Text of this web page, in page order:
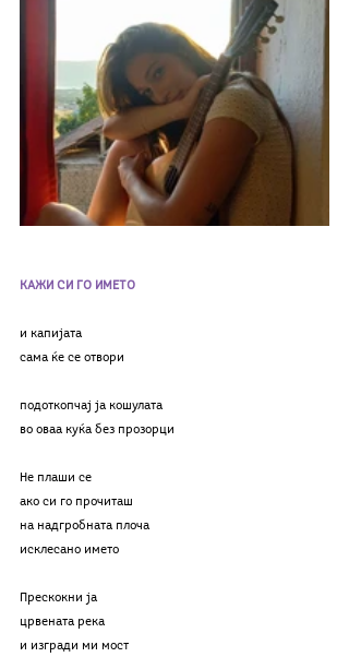
КАЖИ СИ ГО ИМЕТО
и капијата
сама ќе се отвори
подоткопчај ја кошулата
во оваа куќа без прозорци
Не плаши се
ако си го прочиташ
на надгробната плоча
исклесано името
Прескокни ја
црвената река
и изгради ми мост